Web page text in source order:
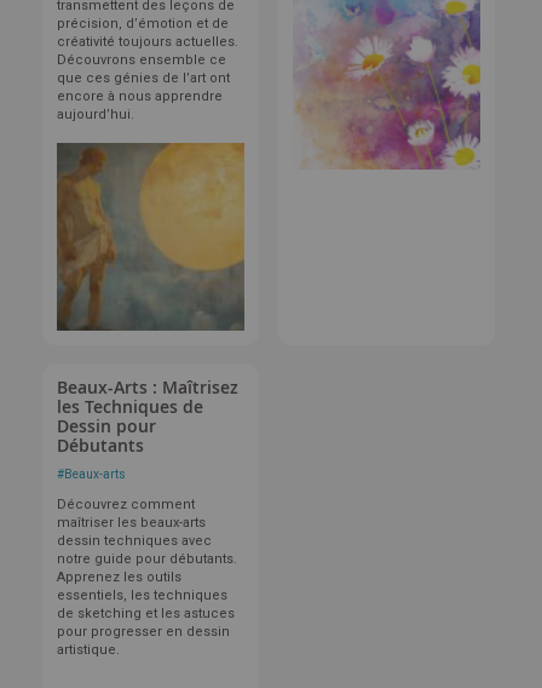
transmettent des leçons de
précision, d’émotion et de
créativité toujours actuelles.
Découvrons ensemble ce
que ces génies de l’art ont
encore à nous apprendre
aujourd’hui.
Beaux-Arts : Maîtrisez
les Techniques de
Dessin pour
Débutants
#Beaux-arts
Découvrez comment
maîtriser les beaux-arts
dessin techniques avec
notre guide pour débutants.
Apprenez les outils
essentiels, les techniques
de sketching et les astuces
pour progresser en dessin
artistique.